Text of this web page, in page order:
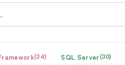
34 SQL Server 30